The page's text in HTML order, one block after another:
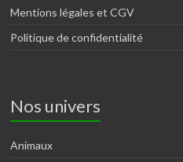
Mentions légales et CGV
Politique de confidentialité
Nos univers
Animaux